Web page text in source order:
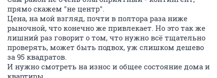
прямо скажем "не центр".
Цена, на мой взгляд, почти в полтора раза ниже
рыночной, что конечно же привлекает. Но это так же
лишний раз говорит о том, что нужно всё тщательно
проверять, может быть подвох, уж слишком дешево
за 95 квадратов.
И нужно смотреть на износ и общее состояние дома и
квартиры...